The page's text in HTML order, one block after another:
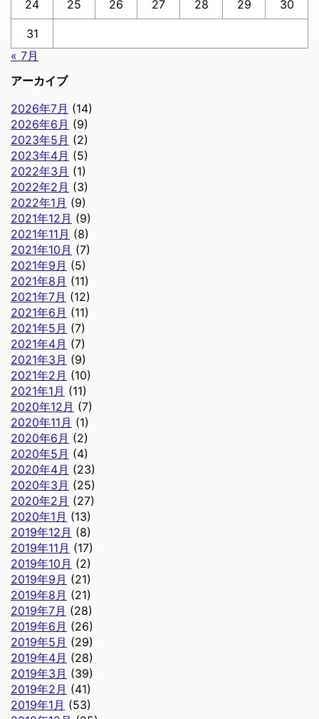
24 25 26 27 28 29 30
31
« 7月
アーカイブ
2026年7月 (14)
2026年6月 (9)
2023年5月 (2)
2023年4月 (5)
2022年3月 (1)
2022年2月 (3)
2022年1月 (9)
2021年12月 (9)
2021年11月 (8)
2021年10月 (7)
2021年9月 (5)
2021年8月 (11)
2021年7月 (12)
2021年6月 (11)
2021年5月 (7)
2021年4月 (7)
2021年3月 (9)
2021年2月 (10)
2021年1月 (11)
2020年12月 (7)
2020年11月 (1)
2020年6月 (2)
2020年5月 (4)
2020年4月 (23)
2020年3月 (25)
2020年2月 (27)
2020年1月 (13)
2019年12月 (8)
2019年11月 (17)
2019年10月 (2)
2019年9月 (21)
2019年8月 (21)
2019年7月 (28)
2019年6月 (26)
2019年5月 (29)
2019年4月 (28)
2019年3月 (39)
2019年2月 (41)
2019年1月 (53)